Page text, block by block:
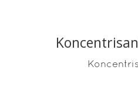
READ